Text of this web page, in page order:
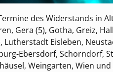
des Widerstands in
Gera (5), Gotha, Greiz,
Lutherstadt Eisleben,
Ebersdorf, Schorndorf,
Weingarten, Wien